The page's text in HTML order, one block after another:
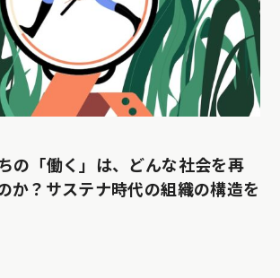
の「働く」は、どんな社会を再
か？サステナ時代の組織の構造を